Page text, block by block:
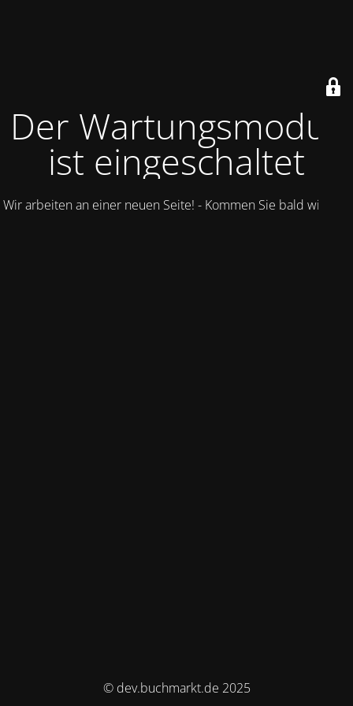
Der Wartungsmodus
ist eingeschaltet
Wir arbeiten an einer neuen Seite! - Kommen Sie bald wieder.
© dev.buchmarkt.de 2025